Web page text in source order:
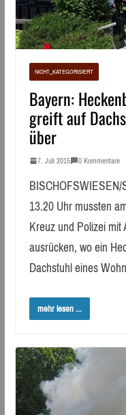
NICHT_KATEGORISIERT
Bayern:
greift auf
über
7. Juli 2015 0 Kommentare
13.20 Uhr mussten
Kreuz und Polizei mit
ausrücken, wo ein
Dachstuhl eines
mehr lesen ...